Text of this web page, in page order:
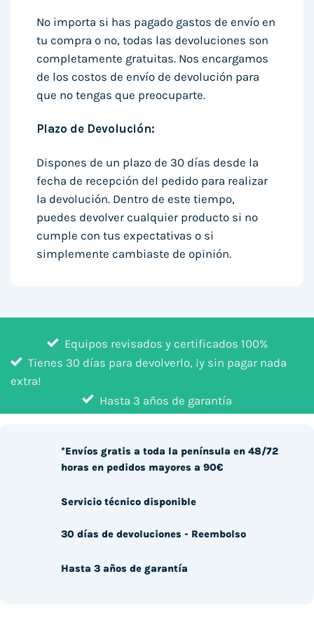
No importa si has pagado gastos de envío en
tu compra o no, todas las devoluciones son
completamente gratuitas. Nos encargamos
de los costos de envío de devolución para
que no tengas que preocuparte.
Plazo de Devolución:
Dispones de un plazo de 30 días desde la
fecha de recepción del pedido para realizar
la devolución. Dentro de este tiempo,
puedes devolver cualquier producto si no
cumple con tus expectativas o si
simplemente cambiaste de opinión.
Equipos revisados y certificados 100%
Tienes 30 días para devolverlo, ¡y sin pagar nada
extra!
Hasta 3 años de garantía
*Envíos gratis a toda la península en 48/72
horas en pedidos mayores a 90€
Servicio técnico disponible
30 días de devoluciones - Reembolso
Hasta 3 años de garantía